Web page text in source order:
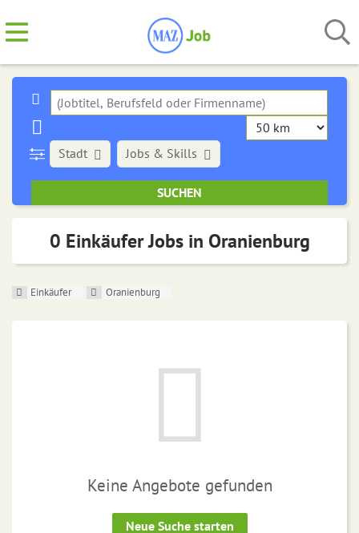
Stadt Jobs & Skills
0 Einkäufer Jobs in Oranienburg
Einkäufer Oranienburg
Keine Angebote gefunden
Neue Suche starten